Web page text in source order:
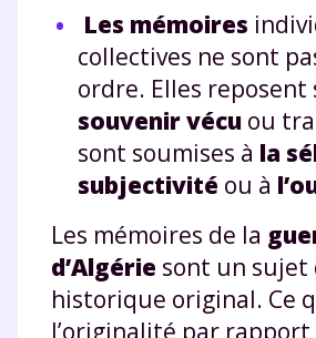
Les mémoires
collectives ne sont
ordre. Elles reposent
souvenir vécu ou
sont soumises à la
subjectivité ou à
Les mémoires de la
d’Algérie sont un sujet
historique original. Ce
l’originalité par rapport